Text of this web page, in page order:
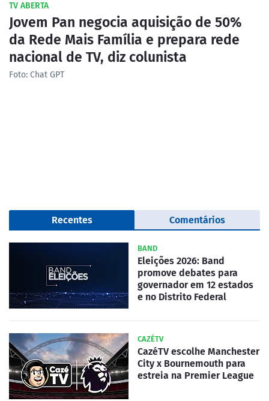
TV ABERTA
Jovem Pan negocia aquisição de 50%
da Rede Mais Família e prepara rede
nacional de TV, diz colunista
Foto: Chat GPT
Recentes Comentários
BAND
Eleições 2026: Band
promove debates para
governador em 12 estados
e no Distrito Federal
CAZÉTV
CazéTV escolhe Manchester
City x Bournemouth para
estreia na Premier League